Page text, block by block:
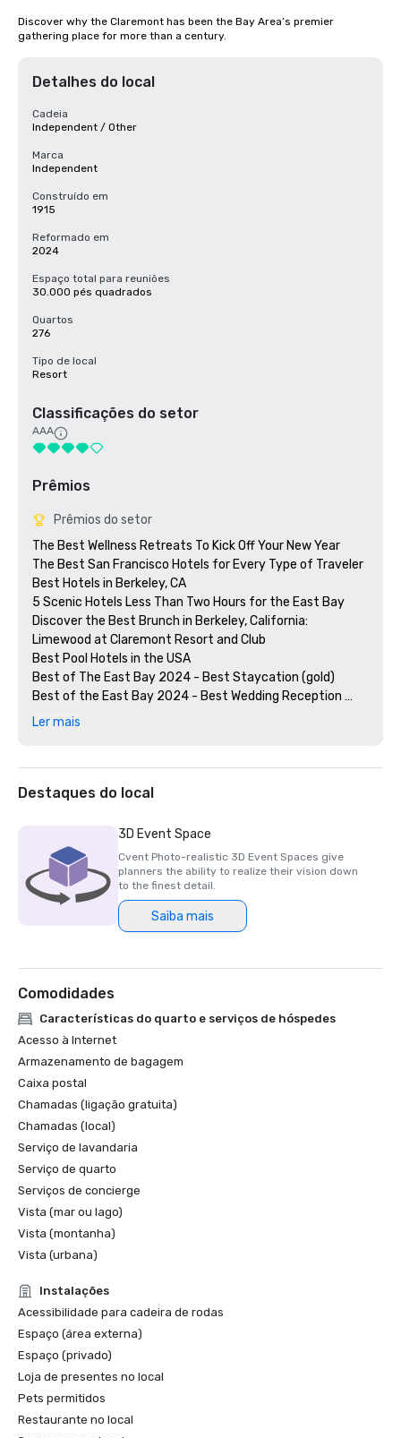
Discover why the Claremont has been the Bay Area’s premier
gathering place for more than a century.
Detalhes do local
Cadeia
Independent / Other
Marca
Independent
Construído em
1915
Reformado em
2024
Espaço total para reuniões
30.000 pés quadrados
Quartos
276
Tipo de local
Resort
Classificações do setor
AAA
Prêmios
Prêmios do setor
The Best Wellness Retreats To Kick Off Your New Year
The Best San Francisco Hotels for Every Type of Traveler
Best Hotels in Berkeley, CA
5 Scenic Hotels Less Than Two Hours for the East Bay
Discover the Best Brunch in Berkeley, California:
Limewood at Claremont Resort and Club
Best Pool Hotels in the USA
Best of The East Bay 2024 - Best Staycation (gold)
Best of the East Bay 2024 - Best Wedding Reception
Venue (gold)
Diners' Choice 2024 Limewood Bar & Restaurant
Diners' Choice 2024 Claremont Lobby Bar
15 Best Spas in the Greater Bay Area
2nd Best Hotel In Northern CA
23rd Best Hotel in The World
Best Hotels in Berkeley, CA
Best Fairmont Hotels & Resorts in the US
2025 Forbes Travel Guide Start Award Winners
Ler mais
Destaques do local
3D Event Space
Cvent Photo-realistic 3D Event Spaces give
planners the ability to realize their vision down
to the finest detail.
Saiba mais
Comodidades
Características do quarto e serviços de hóspedes
Acesso à Internet
Armazenamento de bagagem
Caixa postal
Chamadas (ligação gratuita)
Chamadas (local)
Serviço de lavandaria
Serviço de quarto
Serviços de concierge
Vista (mar ou lago)
Vista (montanha)
Vista (urbana)
Instalações
Acessibilidade para cadeira de rodas
Espaço (área externa)
Espaço (privado)
Loja de presentes no local
Pets permitidos
Restaurante no local